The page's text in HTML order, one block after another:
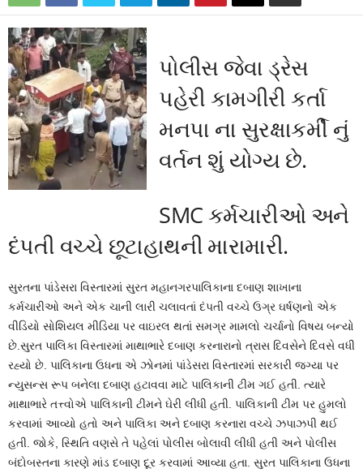
પોલીસ જેવા ડ્રેસ
પહેરી કામગીરી કર્તા
મનપા ના સુરક્ષાકર્મી નું
વર્તન શું યોગ્ય છે.
SMC કર્મચારીઓ અને
દંપતી વચ્ચે છૂટાહાથની મારામારી.
સુરતના પાંડેસરા વિસ્તારમાં સુરત મહાનગરપાલિકાના દબાણ શાખાના
કર્મચારીઓ અને એક ચાની લારી ચલાવતાં દંપતી વચ્ચે ઉગ્ર ઘર્ષણનો એક
વીડિયો સોશિયલ મીડિયા પર વાઇરલ થતાં સમગ્ર મામલો ચર્ચાનો વિષય બન્યો
છે.સુરત પાલિકા વિસ્તારમાં માથાભારે દબાણ કરનારાનો ત્રાસ દિવસેને દિવસે વધી
રહ્યો છે. પાલિકાના ઉધના એ ઝોનમાં પાંડેસરા વિસ્તારમાં સરકારી જગ્યા પર
ન્યુસન્સ રૂપ બનેલા દબાણ હટાવવા માટે પાલિકાની ટીમ ગઈ હતી. ત્યારે
માથાભારે તત્ત્વોએ પાલિકાની ટીમને ઘેરી લીધી હતી. પાલિકાની ટીમ પર હુમલો
કરવામાં આવ્યો હતો અને પાલિકા અને દબાણ કરનારા વચ્ચે ઝપાઝપી થઈ
હતી. જોકે, સ્થિતિ વણસે તે પહેલાં પોલીસ બોલાવી લીધી હતી અને પોલીસ
બંદોબસ્તના કારણે માંડ દબાણ દૂર કરવામાં આવ્યા હતા. સુરત પાલિકાના ઉધના